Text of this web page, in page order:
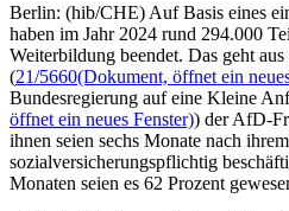
Berlin: (hib/CHE) Auf Basis eines
haben im Jahr 2024 rund 294.000
Weiterbildung beendet. Das geht
(21/5660(Dokument, öffnet ein
Bundesregierung auf eine Kleine
öffnet ein neues Fenster)) der AfD-
ihnen seien sechs Monate nach
sozialversicherungspflichtig
Monaten seien es 62 Prozent